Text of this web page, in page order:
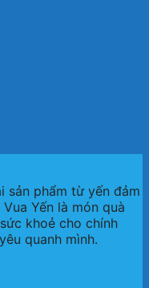
sản phẩm từ yến đảm
Yến là món quà
khoẻ cho chính
quanh mình.